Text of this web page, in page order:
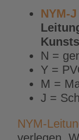
NYM-J
N =
Y =
M =
J =
NYM-